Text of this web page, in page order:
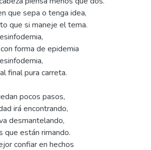
que sepa o tenga idea,
que si maneje el tema.
forma de epidemia
final pura carreta.
pocos pasos,
irá encontrando,
desmantelando,
que están rimando.
confiar en hechos